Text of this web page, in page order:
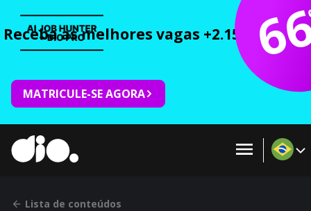
Receba as melhores vagas +2.150 cursos
MATRICULE-SE AGORA
Lista de conteúdos